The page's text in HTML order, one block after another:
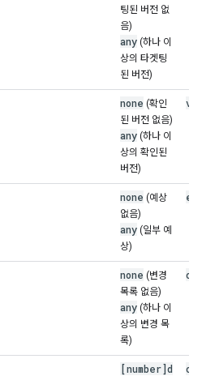
팅된 버전 없
음)
any (하나 이
상의 타겟팅
된 버전)
none (확인
된 버전 없음)
any (하나 이
상의 확인된
버전)
none (예상
없음)
any (일부 예
상)
none (변경
목록 없음)
any (하나 이
상의 변경 목
록)
[number]d